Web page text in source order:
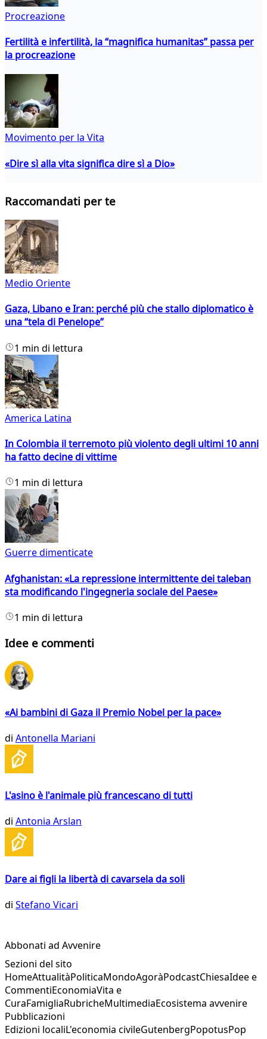
Procreazione
Fertilità e infertilità, la “magnifica humanitas” passa per
la procreazione
Movimento per la Vita
«Dire sì alla vita significa dire sì a Dio»
Raccomandati per te
Medio Oriente
Gaza, Libano e Iran: perché più che stallo diplomatico è
una “tela di Penelope”
1 min di lettura
America Latina
In Colombia il terremoto più violento degli ultimi 10 anni
ha fatto decine di vittime
1 min di lettura
Guerre dimenticate
Afghanistan: «La repressione intermittente dei taleban
sta modificando l'ingegneria sociale del Paese»
1 min di lettura
Idee e commenti
«Ai bambini di Gaza il Premio Nobel per la pace»
di Antonella Mariani
L'asino è l'animale più francescano di tutti
di Antonia Arslan
Dare ai figli la libertà di cavarsela da soli
di Stefano Vicari
Abbonati ad Avvenire
Sezioni del sito
HomeAttualitàPoliticaMondoAgoràPodcastChiesaIdee e
CommentiEconomiaVita e
CuraFamigliaRubricheMultimediaEcosistema avvenire
Pubblicazioni
Edizioni localiL'economia civileGutenbergPopotusPop